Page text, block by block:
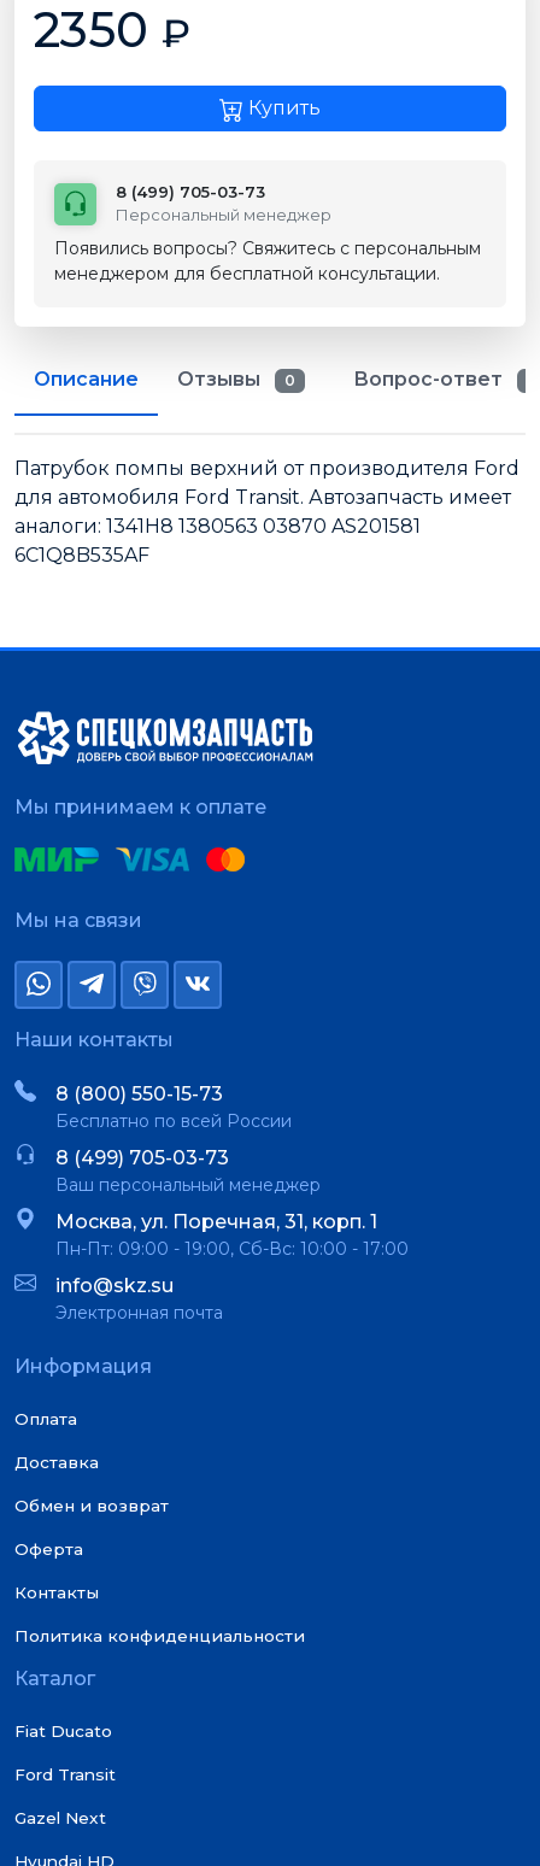
2350 ₽
Купить
8 (499) 705-03-73
Персональный менеджер
Появились вопросы? Свяжитесь с персональным
менеджером для бесплатной консультации.
Описание Отзывы 0 Вопрос-ответ
Патрубок помпы верхний от производителя Ford
для автомобиля Ford Transit. Автозапчасть имеет
аналоги: 1341H8 1380563 03870 AS201581
6C1Q8B535AF
Мы принимаем к оплате
Мы на связи
Наши контакты
8 (800) 550-15-73
Бесплатно по всей России
8 (499) 705-03-73
Ваш персональный менеджер
Москва, ул. Поречная, 31, корп. 1
Пн-Пт: 09:00 - 19:00, Сб-Вс: 10:00 - 17:00
info@skz.su
Электронная почта
Информация
Оплата
Доставка
Обмен и возврат
Оферта
Контакты
Политика конфиденциальности
Каталог
Fiat Ducato
Ford Transit
Gazel Next
Hyundai HD